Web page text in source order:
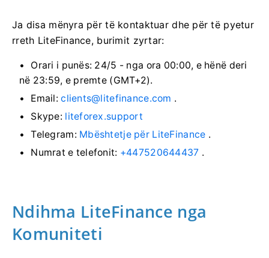
Ja disa mënyra për të kontaktuar dhe për të pyetur
rreth LiteFinance, burimit zyrtar:
Orari i punës: 24/5 - nga ora 00:00, e hënë deri
në 23:59, e premte (GMT+2).
Email:clients@litefinance.com .
Skype: liteforex.support
Telegram: Mbështetje për LiteFinance .
Numrat e telefonit: +447520644437 .
Ndihma LiteFinance nga
Komuniteti